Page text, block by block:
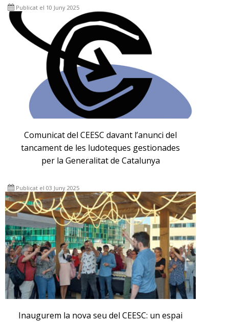
Publicat el 10 Juny 2025
Comunicat del CEESC davant l’anunci del
tancament de les ludoteques gestionades
per la Generalitat de Catalunya
Publicat el 03 Juny 2025
Inaugurem la nova seu del CEESC: un espai